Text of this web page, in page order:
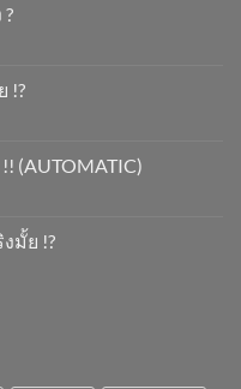
!?
(AUTOMATIC)
มั้ย !?